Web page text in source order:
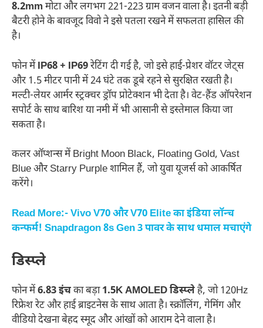
8.2mm मोटा और लगभग 221-223 ग्राम वजन वाला है। इतनी बड़ी
बैटरी होने के बावजूद विवो ने इसे पतला रखने में सफलता हासिल की
है।
फोन मेंIP68 + IP69रेटिंग दी गई है, जो इसे हाई-प्रेशर वॉटर जेट्स
और 1.5 मीटर पानी में 24 घंटे तक डूबे रहने से सुरक्षित रखती है।
मल्टी-लेयर आर्मर स्ट्रक्चर ड्रॉप प्रोटेक्शन भी देता है। वेट-हैंड ऑपरेशन
सपोर्ट के साथ बारिश या नमी में भी आसानी से इस्तेमाल किया जा
सकता है।
कलर ऑप्शन्स में Bright Moon Black, Floating Gold, Vast
Blue और Starry Purple शामिल हैं, जो युवा यूजर्स को आकर्षित
करेंगे।
Read More:- Vivo V70 और V70 Elite का इंडिया लॉन्च
कन्फर्म! Snapdragon 8s Gen 3 पावर के साथ धमाल मचाएंगे
डिस्प्ले
फोन में6.83 इंचका बड़ा1.5K AMOLED डिस्प्लेहै, जो 120Hz
रिफ्रेश रेट और हाई ब्राइटनेस के साथ आता है। स्क्रॉलिंग, गेमिंग और
वीडियो देखना बेहद स्मूद और आंखों को आराम देने वाला है।